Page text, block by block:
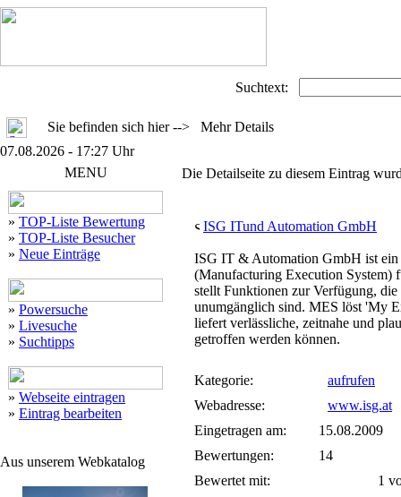
Suchtext:
Sie befinden sich hier --> Mehr Details
07.08.2026 - 17:27 Uhr
MENU
» TOP-Liste Bewertung
» TOP-Liste Besucher
» Neue Einträge
» Powersuche
» Livesuche
» Suchtipps
» Webseite eintragen
» Eintrag bearbeiten
Aus unserem Webkatalog
Die Detailseite zu diesem Eintrag
ISG ITund Automation GmbH
ISG IT & Automation GmbH ist ein
(Manufacturing Execution System)
stellt Funktionen zur Verfügung,
unumgänglich sind. MES löst 'My
liefert verlässliche, zeitnahe und
getroffen werden können.
Kategorie:
aufrufen
Webadresse:
www.isg.at
Eingetragen am:
15.08.2009
Bewertungen:
14
Bewertet mit:
1